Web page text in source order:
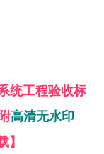
统工程验收标
高清无水印
】